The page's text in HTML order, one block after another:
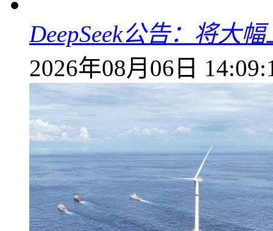
DeepSeek公告：将大
2026年08月06日